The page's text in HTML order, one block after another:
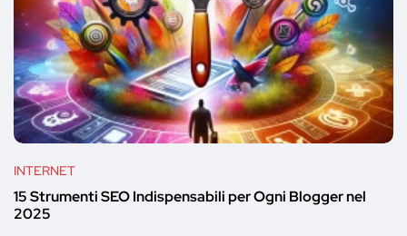
INTERNET
15 Strumenti SEO Indispensabili per Ogni Blogger nel
2025